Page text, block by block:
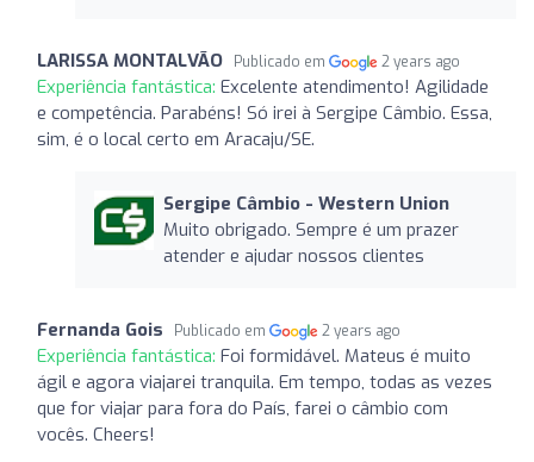
LARISSA MONTALVÃO Publicado em 2 years ago
Experiência fantástica: Excelente atendimento! Agilidade
e competência. Parabéns! Só irei à Sergipe Câmbio. Essa,
sim, é o local certo em Aracaju/SE.
Sergipe Câmbio - Western Union
Muito obrigado. Sempre é um prazer
atender e ajudar nossos clientes
Fernanda Gois Publicado em 2 years ago
Experiência fantástica: Foi formidável. Mateus é muito
ágil e agora viajarei tranquila. Em tempo, todas as vezes
que for viajar para fora do País, farei o câmbio com
vocês. Cheers!